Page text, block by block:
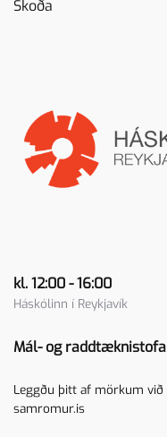
Skoða
kl. 12:00 - 16:00
Háskólinn í Reykjavík
Mál- og
Leggðu þitt af mörkum
samromur.is